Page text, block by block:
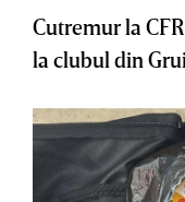
Cutremur la
la clubul din